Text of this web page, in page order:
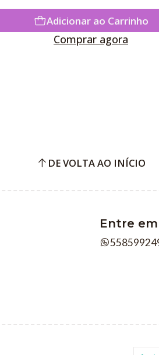
Adicionar ao Carrinho
Comprar agora
DE VOLTA AO INÍCIO
Entre